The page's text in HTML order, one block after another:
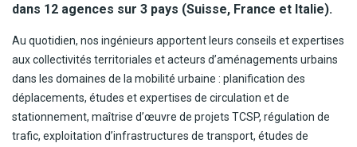
dans 12 agences sur 3 pays (Suisse, France et Italie).
Au quotidien, nos ingénieurs apportent leurs conseils et expertises
aux collectivités territoriales et acteurs d’aménagements urbains
dans les domaines de la mobilité urbaine : planification des
déplacements, études et expertises de circulation et de
stationnement, maîtrise d’œuvre de projets TCSP, régulation de
trafic, exploitation d’infrastructures de transport, études de